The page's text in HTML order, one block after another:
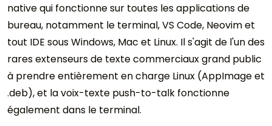
native qui fonctionne sur toutes les applications de
bureau, notamment le terminal, VS Code, Neovim et
tout IDE sous Windows, Mac et Linux. Il s'agit de l'un des
rares extenseurs de texte commerciaux grand public
à prendre entièrement en charge Linux (AppImage et
.deb), et la voix-texte push-to-talk fonctionne
également dans le terminal.